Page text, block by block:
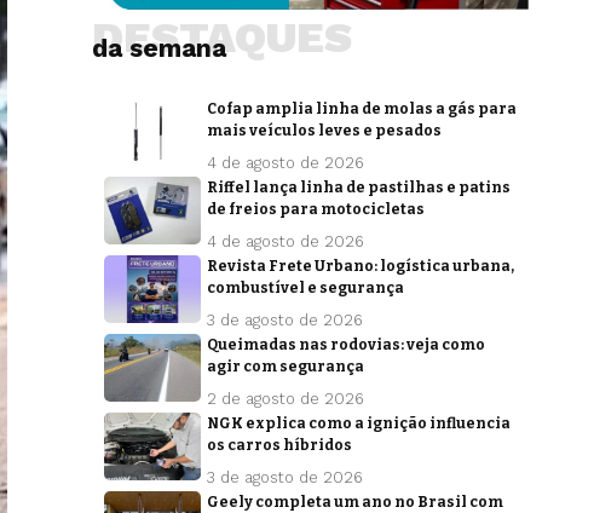
da semana
DESTAQUES
Cofap amplia linha de molas a gás para
mais veículos leves e pesados
4 de agosto de 2026
Riffel lança linha de pastilhas e patins
de freios para motocicletas
4 de agosto de 2026
Revista Frete Urbano: logística urbana,
combustível e segurança
3 de agosto de 2026
Queimadas nas rodovias: veja como
agir com segurança
2 de agosto de 2026
NGK explica como a ignição influencia
os carros híbridos
3 de agosto de 2026
Geely completa um ano no Brasil com